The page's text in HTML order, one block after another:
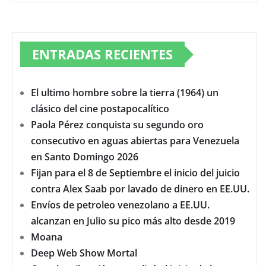
ENTRADAS RECIENTES
El ultimo hombre sobre la tierra (1964) un
clásico del cine postapocalítico
Paola Pérez conquista su segundo oro
consecutivo en aguas abiertas para Venezuela
en Santo Domingo 2026
Fijan para el 8 de Septiembre el inicio del juicio
contra Alex Saab por lavado de dinero en EE.UU.
Envíos de petroleo venezolano a EE.UU.
alcanzan en Julio su pico más alto desde 2019
Moana
Deep Web Show Mortal